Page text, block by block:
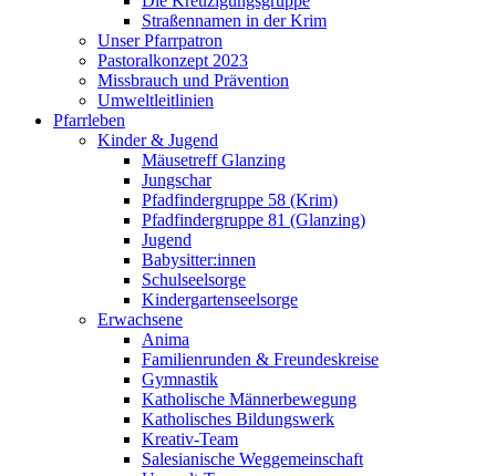
Straßennamen in der Krim
Unser Pfarrpatron
Pastoralkonzept 2023
Missbrauch und Prävention
Umweltleitlinien
Pfarrleben
Kinder & Jugend
Mäusetreff Glanzing
Jungschar
Pfadfindergruppe 58 (Krim)
Pfadfindergruppe 81 (Glanzing)
Jugend
Babysitter:innen
Schulseelsorge
Kindergartenseelsorge
Erwachsene
Anima
Familienrunden & Freundeskreise
Gymnastik
Katholische Männerbewegung
Katholisches Bildungswerk
Kreativ-Team
Salesianische Weggemeinschaft